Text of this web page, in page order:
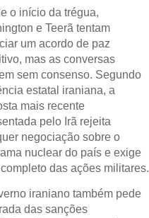
o início da trégua,
e Teerã tentam
um acordo de paz
mas as conversas
sem consenso. Segundo
estatal iraniana, a
mais recente
pelo Irã rejeita
negociação sobre o
nuclear do país e exige
das ações militares.
iraniano também pede
das sanções